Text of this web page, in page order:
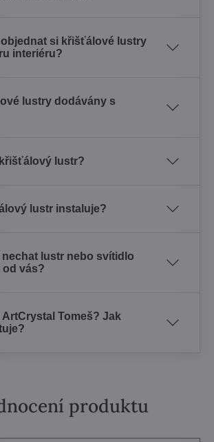
si křišťálové lustry
interiéru?
lustry dodávány s
lustr?
lustr instaluje?
nechat lustr nebo svítidlo
od vás?
ArtCrystal Tomeš? Jak
produktu